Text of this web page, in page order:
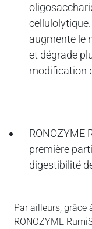
augmente le
et dégrade
modification
RONOZYME
première
digestibilité
Par ailleurs, grâce
RONOZYME